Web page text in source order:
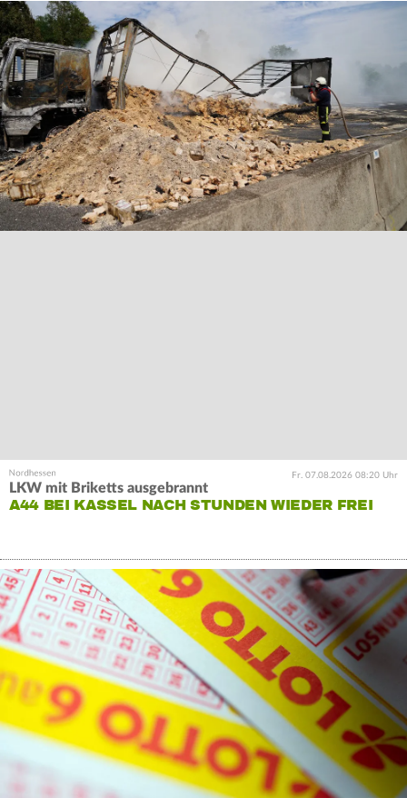
Fr. 07.08.2026 08:20 Uhr
LKW mit Briketts ausgebrannt
A44 BEI KASSEL NACH STUNDEN WIEDER FREI